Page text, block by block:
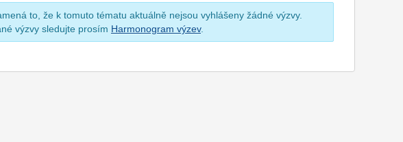
to, že k tomuto tématu aktuálně nejsou vyhlášeny žádné výzvy.
výzvy sledujte prosím Harmonogram výzev.